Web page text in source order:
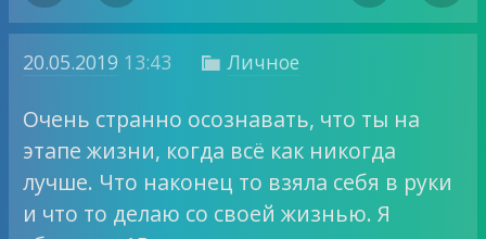
20.05.2019 13:43  Личное
Очень странно осознавать, что ты на
этапе жизни, когда всё как никогда
лучше. Что наконец то взяла себя в руки
и что то делаю со своей жизнью. Я